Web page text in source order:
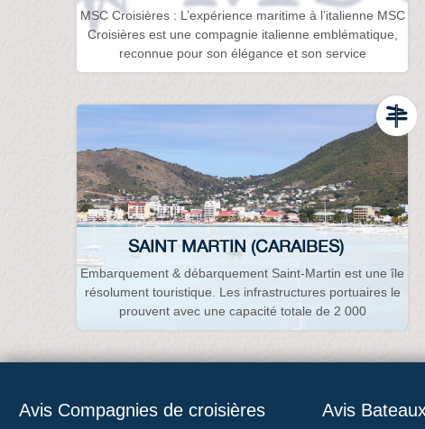
MSC Croisières : L’expérience maritime à l’italienne MSC
Croisières est une compagnie italienne emblématique,
reconnue pour son élégance et son service
SAINT MARTIN (CARAIBES)
Embarquement & débarquement Saint-Martin est une île
résolument touristique. Les infrastructures portuaires le
prouvent avec une capacité totale de 2 000
Avis Compagnies de croisières Avis